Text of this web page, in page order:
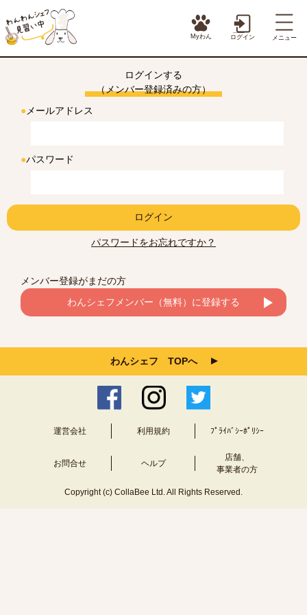
Myわん ログイン メニュー
ログインする
（メンバー登録済みの方）
● メールアドレス
●パスワード
ログイン
パスワードをお忘れですか？
メンバー登録がまだの方
わんシェフメンバー（無料）に登録する
わんシェフ TOPへ
運営会社 利用規約 ﾌﾟﾗｲﾊﾞｼｰﾎﾟﾘｼｰ
お問合せ ヘルプ
店舗、
事業者の方
Copyright (c) CollaBee Ltd. All Rights Reserved.